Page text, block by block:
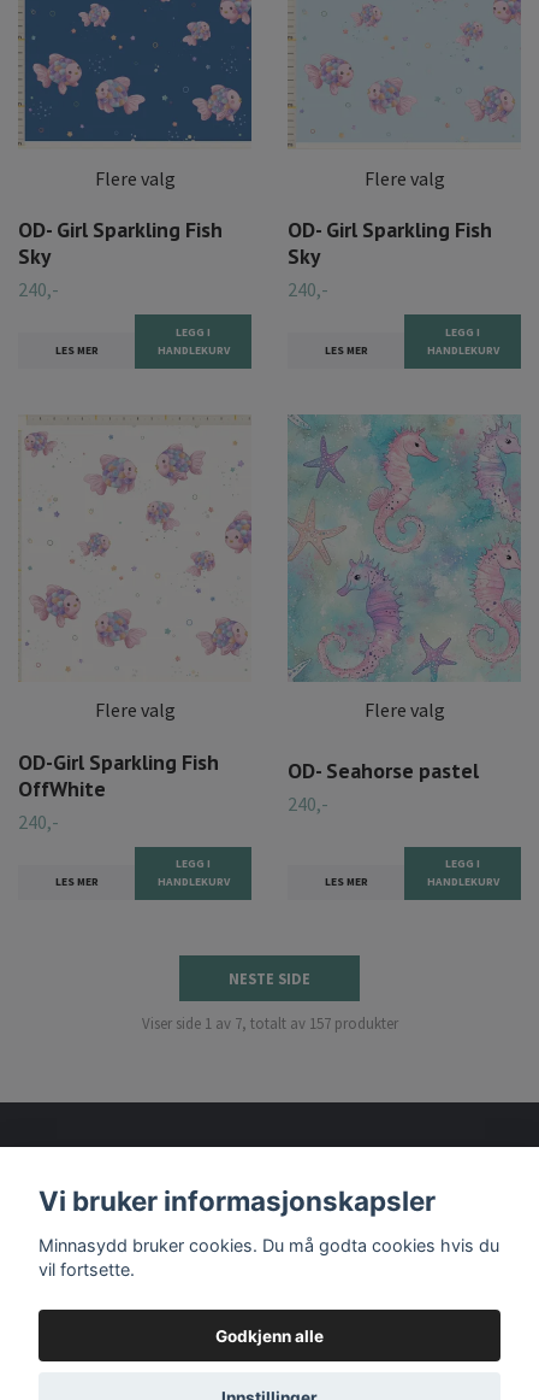
Flere valg
OD- Girl Sparkling Fish
Sky
240,-
LES MER
LEGG I
HANDLEKURV
Flere valg
OD- Girl Sparkling Fish
Sky
240,-
LES MER
LEGG I
HANDLEKURV
Flere valg
OD-Girl Sparkling Fish
OffWhite
240,-
LES MER
LEGG I
HANDLEKURV
Flere valg
OD- Seahorse pastel
240,-
LES MER
LEGG I
HANDLEKURV
NESTE SIDE
Viser side 1 av 7, totalt av 157 produkter
© 2026 Minnasydd
Vi bruker informasjonskapsler
Minnasydd bruker cookies. Du må godta cookies hvis du
vil fortsette.
Godkjenn alle